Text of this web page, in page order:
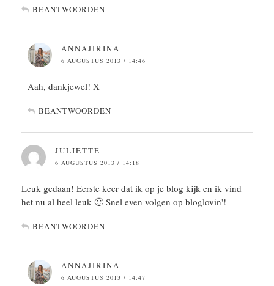
BEANTWOORDEN
ANNAJIRINA
6 AUGUSTUS 2013 / 14:46
Aah, dankjewel! X
BEANTWOORDEN
JULIETTE
6 AUGUSTUS 2013 / 14:18
Leuk gedaan! Eerste keer dat ik op je blog kijk en ik vind
het nu al heel leuk 🙂 Snel even volgen op bloglovin'!
BEANTWOORDEN
ANNAJIRINA
6 AUGUSTUS 2013 / 14:47